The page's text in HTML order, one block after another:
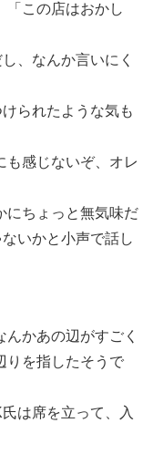
「この店はおかし
、なんか言いにく
られたような気も
も感じないぞ、オレ
にちょっと無気味だ
いかと小声で話し
かあの辺がすごく
りを指したそうで
は席を立って、入